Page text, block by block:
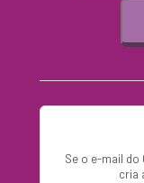
Se o e-mail do
cria